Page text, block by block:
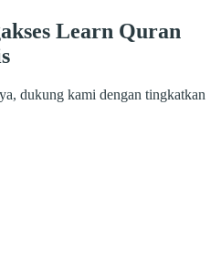
Learn Quran
dukung kami dengan tingkatkan